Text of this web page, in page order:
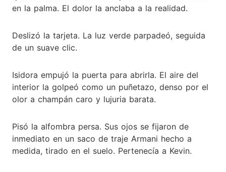
en la palma. El dolor la anclaba a la realidad.
Deslizó la tarjeta. La luz verde parpadeó, seguida
de un suave clic.
Isidora empujó la puerta para abrirla. El aire del
interior la golpeó como un puñetazo, denso por el
olor a champán caro y lujuria barata.
Pisó la alfombra persa. Sus ojos se fijaron de
inmediato en un saco de traje Armani hecho a
medida, tirado en el suelo. Pertenecía a Kevin.